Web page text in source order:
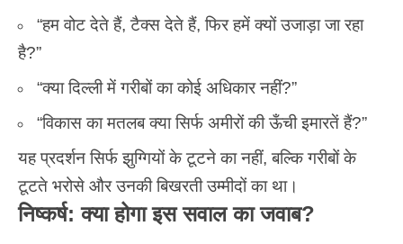
“हम वोट देते हैं, टैक्स देते हैं, फिर हमें क्यों उजाड़ा जा रहा
है?”
“क्या दिल्ली में गरीबों का कोई अधिकार नहीं?”
“विकास का मतलब क्या सिर्फ अमीरों की ऊँची इमारतें हैं?”
यह प्रदर्शन सिर्फ झुग्गियों के टूटने का नहीं, बल्कि गरीबों के
टूटते भरोसे और उनकी बिखरती उम्मीदों का था।
निष्कर्ष: क्या होगा इस सवाल का जवाब?